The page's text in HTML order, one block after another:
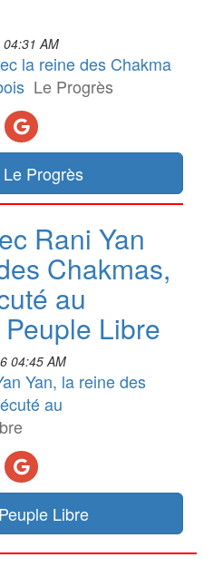
AM
la reine des Chakma
Le Progrès
Progrès
Rani Yan
Chakmas,
au
Libre
04:45 AM
Yan, la reine des
au
Libre